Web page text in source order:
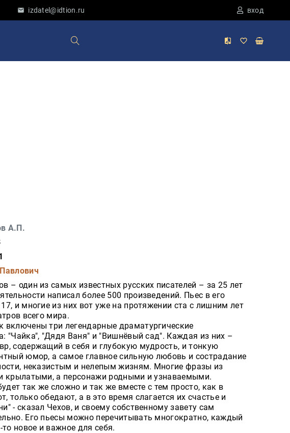
izdatel@idtion.ru вход
А.П.
– один из самых известных русских писателей – за 25 лет
написал более 500 произведений. Пьес в его
и многие из них вот уже на протяжении ста с лишним лет
всего мира.
включены три легендарные драматургические
"Чайка", "Дядя Ваня" и "Вишнёвый сад". Каждая из них –
содержащий в себя и глубокую мудрость, и тонкую
юмор, а самое главное сильную любовь и сострадание
неказистым и нелепым жизням. Многие фразы из
крылатыми, а персонажи родными и узнаваемыми.
так же сложно и так же вместе с тем просто, как в
только обедают, а в это время слагается их счастье и
- сказал Чехов, и своему собственному завету сам
Его пьесы можно перечитывать многократно, каждый
то новое и важное для себя.